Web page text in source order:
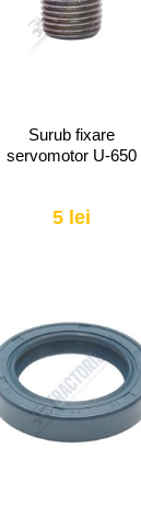
Surub fixare
servomotor U-650
5 lei